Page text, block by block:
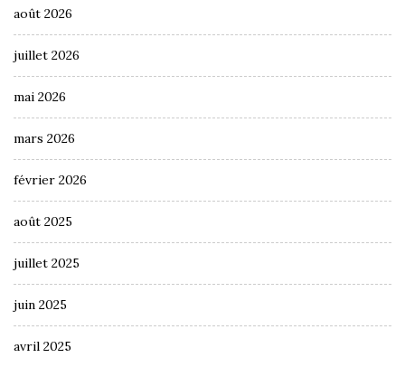
août 2026
juillet 2026
mai 2026
mars 2026
février 2026
août 2025
juillet 2025
juin 2025
avril 2025